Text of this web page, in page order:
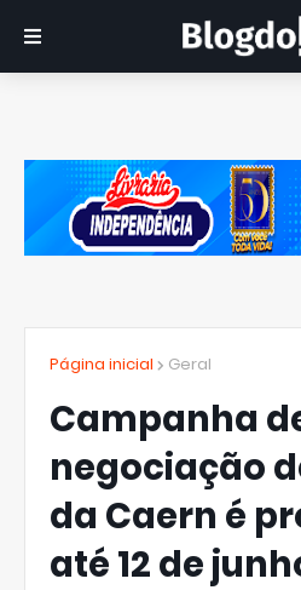
Página inicial Geral
Campanha
negociação
da Caern é
até 12 de